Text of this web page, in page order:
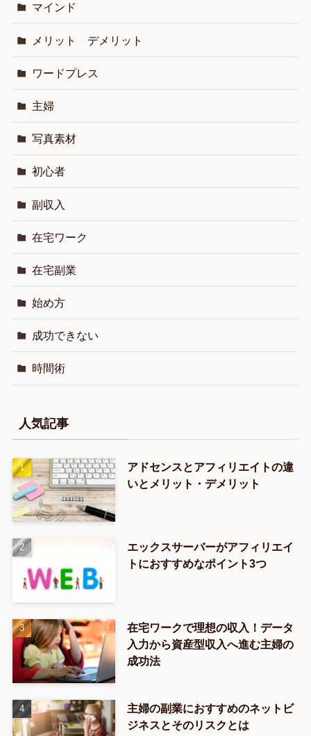
マインド
メリット デメリット
ワードプレス
主婦
写真素材
初心者
副収入
在宅ワーク
在宅副業
始め方
成功できない
時間術
人気記事
アドセンスとアフィリエイトの違
いとメリット・デメリット
エックスサーバーがアフィリエイ
トにおすすめなポイント3つ
在宅ワークで理想の収入！データ
入力から資産型収入へ進む主婦の
成功法
主婦の副業におすすめのネットビ
ジネスとそのリスクとは